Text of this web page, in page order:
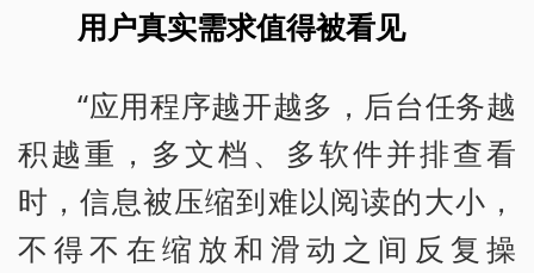
用户真实需求值得被看见
“应用程序越开越多，后台任务越
积越重，多文档、多软件并排查看
时，信息被压缩到难以阅读的大小，
不得不在缩放和滑动之间反复操